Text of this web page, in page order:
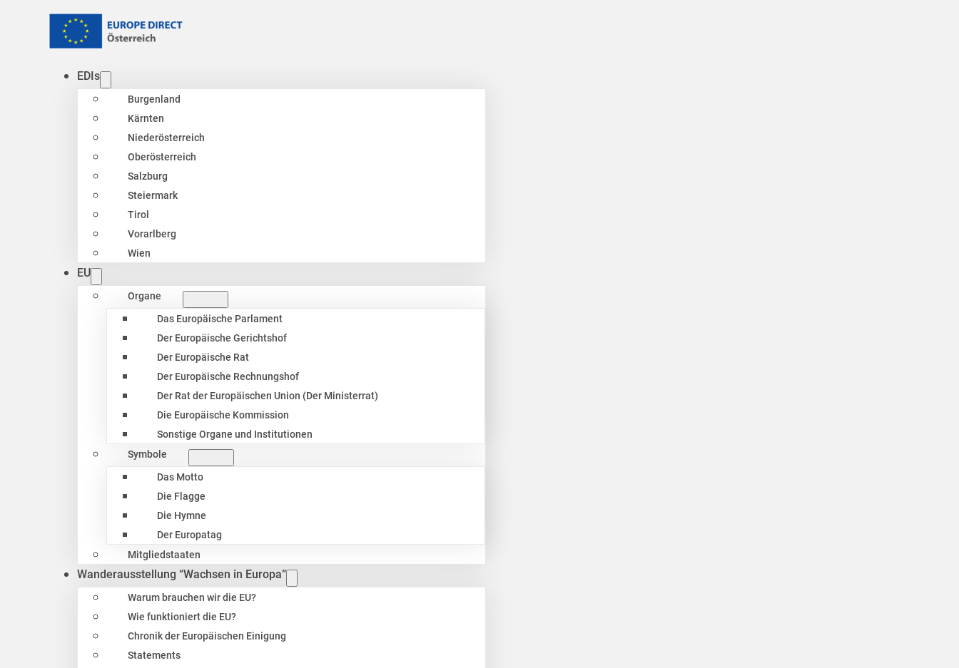
EDIs
Burgenland
Kärnten
Niederösterreich
Oberösterreich
Salzburg
Steiermark
Tirol
Vorarlberg
Wien
EU
Organe
Das Europäische Parlament
Der Europäische Gerichtshof
Der Europäische Rat
Der Europäische Rechnungshof
Der Rat der Europäischen Union (Der Ministerrat)
Die Europäische Kommission
Sonstige Organe und Institutionen
Symbole
Das Motto
Die Flagge
Die Hymne
Der Europatag
Mitgliedstaaten
Wanderausstellung “Wachsen in Europa”
Warum brauchen wir die EU?
Wie funktioniert die EU?
Chronik der Europäischen Einigung
Statements